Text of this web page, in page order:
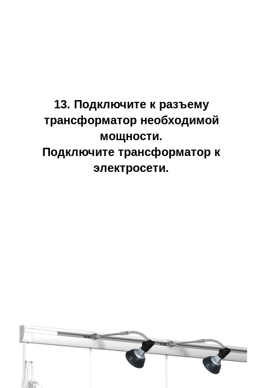
13. Подключите к разъему
трансформатор необходимой
мощности.
Подключите трансформатор к
электросети.